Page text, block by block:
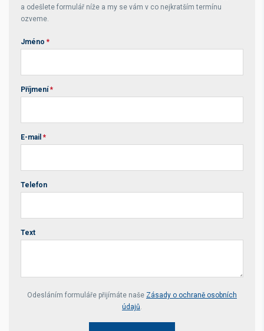
a odešlete formulář níže a my se vám v co nejkratším termínu
ozveme.
Jméno *
Příjmení *
E-mail *
Telefon
Text
Your website *
Odesláním formuláře přijímáte naše Zásady o ochraně osobních
údajů.